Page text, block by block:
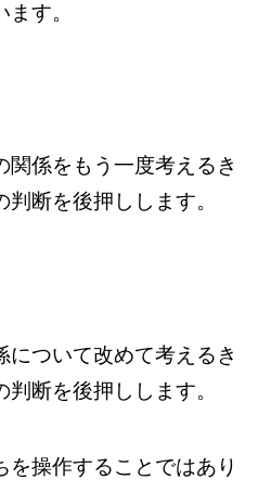
す。
関係をもう一度考えるき
断を後押しします。
について改めて考えるき
断を後押しします。
を操作することではあり